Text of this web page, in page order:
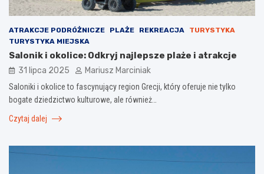
ATRAKCJE PODRÓŻNICZE PLAŻE REKREACJA
TURYSTYKA
TURYSTYKA MIEJSKA
Salonik i okolice: Odkryj najlepsze plaże i atrakcje
31 lipca 2025 Mariusz Marciniak
Saloniki i okolice to fascynujący region Grecji, który oferuje nie tylko
bogate dziedzictwo kulturowe, ale również…
Czytaj dalej